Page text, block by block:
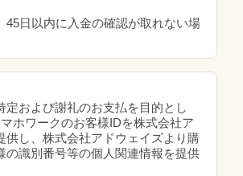
45日以内に入金の確認が取れない場
定および謝礼のお支払を目的とし
ホワークのお客様IDを株式会社ア
供し、株式会社アドウェイズより購
の識別番号等の個人関連情報を提供